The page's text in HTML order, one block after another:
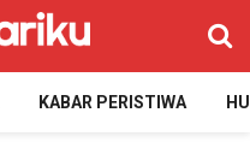
KABAR PERISTIWA